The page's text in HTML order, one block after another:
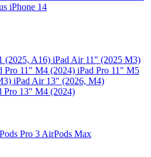
iPhone 14
(2025, A16) iPad Air 11" (2025 M3)
Pro 11" M4 (2024) iPad Pro 11" M5
iPad Air 13" (2026, M4)
Pro 13" M4 (2024)
Pro 3 AirPods Max